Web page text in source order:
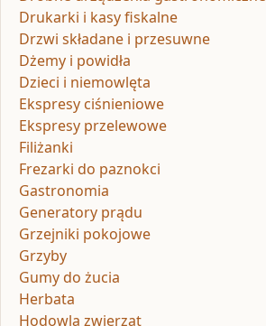
Drukarki i kasy fiskalne
Drzwi składane i przesuwne
Dżemy i powidła
Dzieci i niemowlęta
Ekspresy ciśnieniowe
Ekspresy przelewowe
Filiżanki
Frezarki do paznokci
Gastronomia
Generatory prądu
Grzejniki pokojowe
Grzyby
Gumy do żucia
Herbata
Hodowla zwierząt